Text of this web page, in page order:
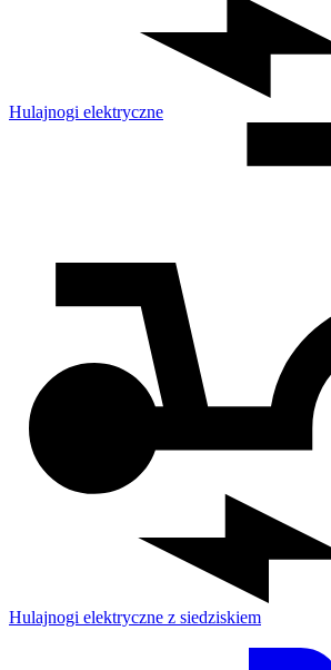
Hulajnogi elektryczne
Hulajnogi elektryczne z siedziskiem